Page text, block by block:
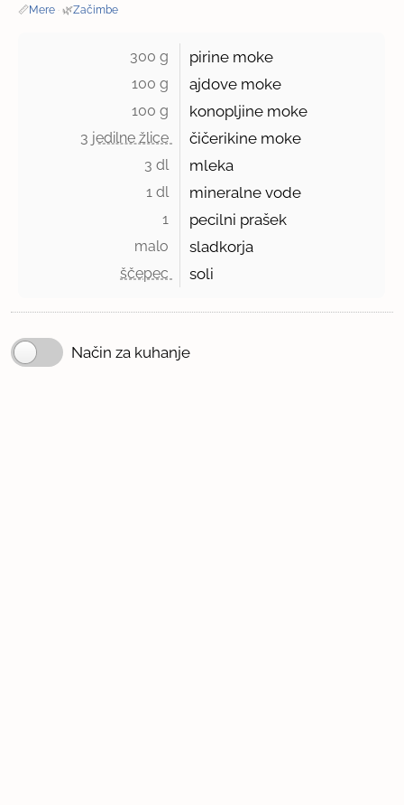
📏Mere · 🌿Začimbe
300 g pirine moke
100 g ajdove moke
100 g konopljine moke
3 jedilne žlice čičerikine moke
3 dl mleka
1 dl mineralne vode
1 pecilni prašek
malo sladkorja
ščepec soli
Način za kuhanje